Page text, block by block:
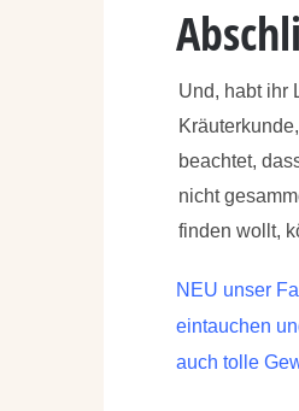
Und, habt ihr
beachtet,
nicht
finden wollt,
NEU unser
eintauchen
auch tolle